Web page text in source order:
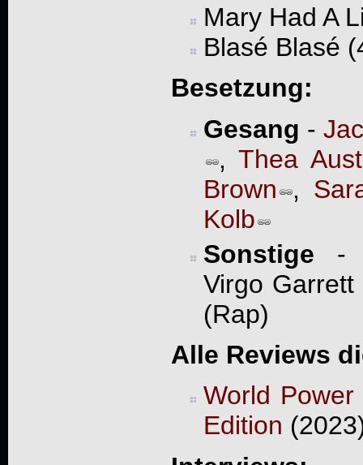
Mary Had A
Blasé Blasé
Besetzung:
Gesang -
,Thea
Brown ,
Kolb
Sonstige -
Virgo
(Rap)
Alle Reviews
World
Edition